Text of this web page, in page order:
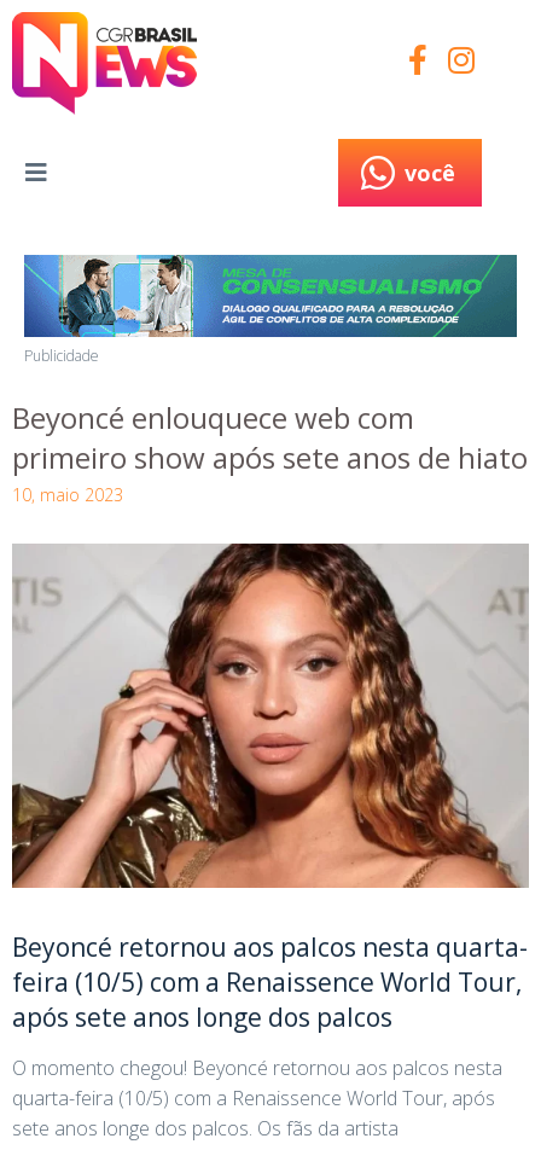
você
Publicidade
Beyoncé enlouquece web com
primeiro show após sete anos de hiato
10, maio 2023
Beyoncé retornou aos palcos nesta quarta-
feira (10/5) com a Renaissence World Tour,
após sete anos longe dos palcos
O momento chegou! Beyoncé retornou aos palcos nesta
quarta-feira (10/5) com a Renaissence World Tour, após
sete anos longe dos palcos. Os fãs da artista